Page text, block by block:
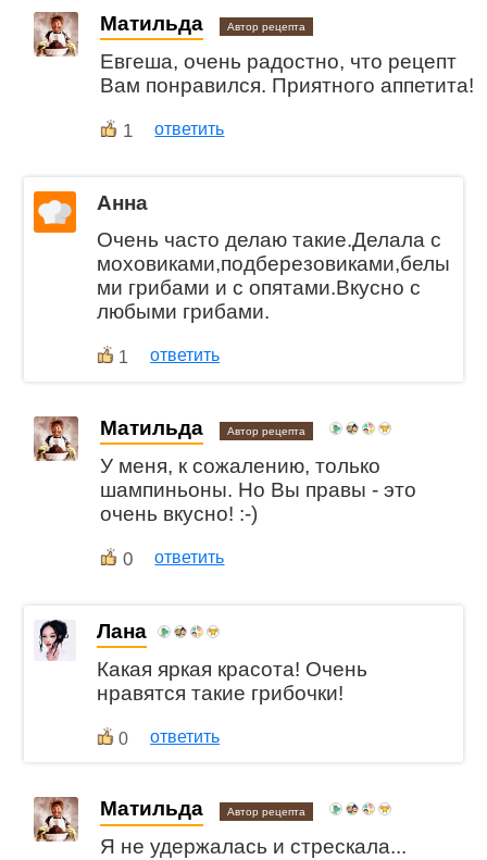
Матильда Автор рецепта
Евгеша, очень радостно, что рецепт
Вам понравился. Приятного аппетита!
1 ответить
Анна
Очень часто делаю такие.Делала с
моховиками,подберезовиками,белы
ми грибами и с опятами.Вкусно с
любыми грибами.
1 ответить
Матильда Автор рецепта
У меня, к сожалению, только
шампиньоны. Но Вы правы - это
очень вкусно! :-)
0 ответить
Лана
Какая яркая красота! Очень
нравятся такие грибочки!
0 ответить
Матильда Автор рецепта
Я не удержалась и стрескала...